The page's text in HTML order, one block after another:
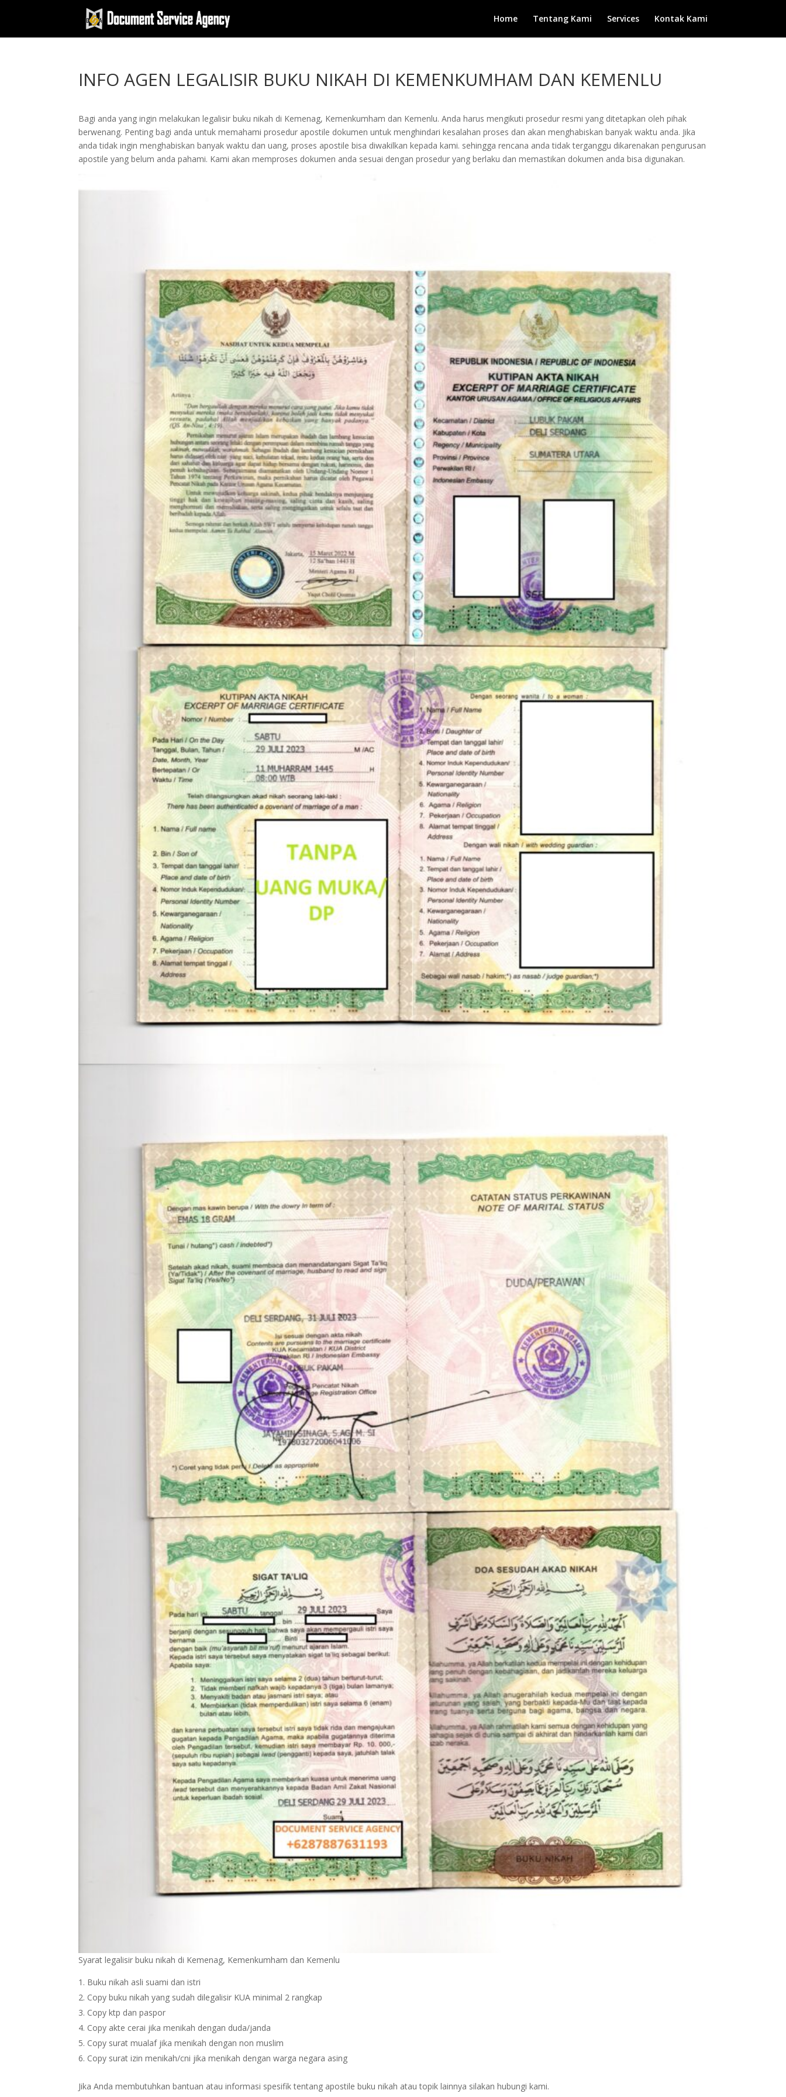
Home Tentang Kami Services Kontak Kami
INFO AGEN LEGALISIR BUKU NIKAH DI KEMENKUMHAM DAN KEMENLU
Bagi anda yang ingin melakukan legalisir buku nikah di Kemenag, Kemenkumham dan Kemenlu. Anda harus mengikuti prosedur resmi yang ditetapkan oleh pihak
berwenang. Penting bagi anda untuk memahami prosedur apostile dokumen untuk menghindari kesalahan proses dan akan menghabiskan banyak waktu anda. Jika
anda tidak ingin menghabiskan banyak waktu dan uang, proses apostile bisa diwakilkan kepada kami. sehingga rencana anda tidak terganggu dikarenakan pengurusan
apostile yang belum anda pahami. Kami akan memproses dokumen anda sesuai dengan prosedur yang berlaku dan memastikan dokumen anda bisa digunakan.
Syarat legalisir buku nikah di Kemenag, Kemenkumham dan Kemenlu
Buku nikah asli suami dan istri
Copy buku nikah yang sudah dilegalisir KUA minimal 2 rangkap
Copy ktp dan paspor
Copy akte cerai jika menikah dengan duda/janda
Copy surat mualaf jika menikah dengan non muslim
Copy surat izin menikah/cni jika menikah dengan warga negara asing
Jika Anda membutuhkan bantuan atau informasi spesifik tentang apostile buku nikah atau topik lainnya silakan hubungi kami.